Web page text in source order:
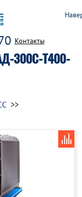
300С-Т400-
Контакты